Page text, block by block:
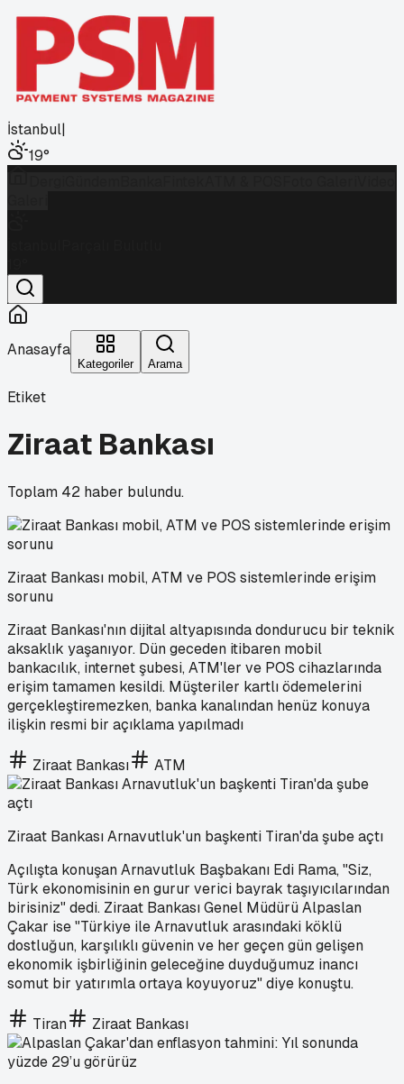
İstanbul|
19°
Anasayfa
Kategoriler Arama
Etiket
Ziraat Bankası
Toplam 42 haber bulundu.
Ziraat Bankası mobil, ATM ve POS sistemlerinde erişim
sorunu
Ziraat Bankası'nın dijital altyapısında dondurucu bir teknik
aksaklık yaşanıyor. Dün geceden itibaren mobil
bankacılık, internet şubesi, ATM'ler ve POS cihazlarında
erişim tamamen kesildi. Müşteriler kartlı ödemelerini
gerçekleştiremezken, banka kanalından henüz konuya
ilişkin resmi bir açıklama yapılmadı
Ziraat Bankası ATM
Ziraat Bankası Arnavutluk'un başkenti Tiran'da şube açtı
Açılışta konuşan Arnavutluk Başbakanı Edi Rama, "Siz,
Türk ekonomisinin en gurur verici bayrak taşıyıcılarından
birisiniz" dedi. Ziraat Bankası Genel Müdürü Alpaslan
Çakar ise "Türkiye ile Arnavutluk arasındaki köklü
dostluğun, karşılıklı güvenin ve her geçen gün gelişen
ekonomik işbirliğinin geleceğine duyduğumuz inancı
somut bir yatırımla ortaya koyuyoruz" diye konuştu.
Tiran Ziraat Bankası